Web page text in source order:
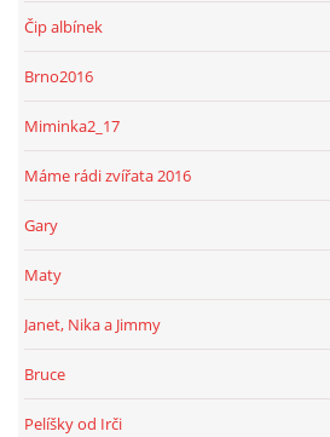
Čip albínek
Brno2016
Miminka2_17
Máme rádi zvířata 2016
Gary
Maty
Janet, Nika a Jimmy
Bruce
Pelíšky od Irči